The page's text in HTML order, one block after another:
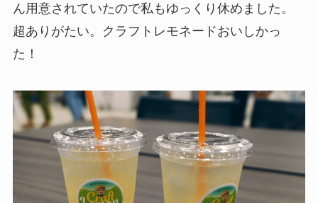
ん用意されていたので私もゆっくり休めました。
超ありがたい。クラフトレモネードおいしかっ
た！